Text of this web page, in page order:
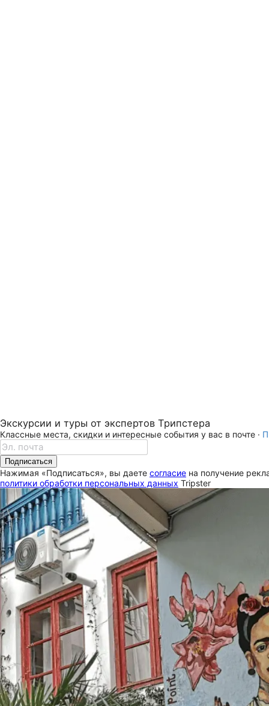
Экскурсии и туры от экспертов Трипстера
Классные места, скидки и интересные события у вас в почте ·
Подписаться
Нажимая «Подписаться», вы даете согласие на получение
политики обработки персональных данных Tripster